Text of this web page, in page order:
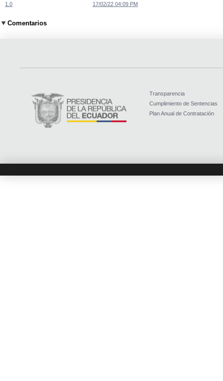
1.0 17/02/22 04:09 PM
Comentarios
Transparencia
Cumplimiento de Sentencias
Plan Anual de Contratación